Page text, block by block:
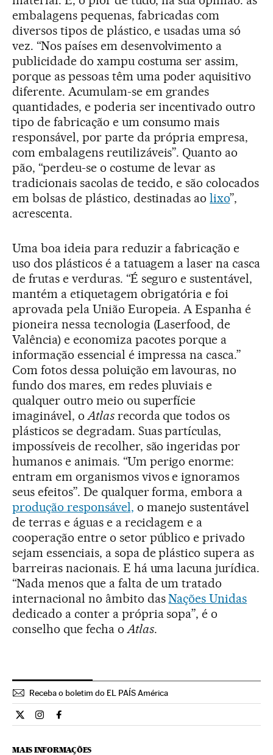
embalagens pequenas, fabricadas com
diversos tipos de plástico, e usadas uma só
vez. “Nos países em desenvolvimento a
publicidade do xampu costuma ser assim,
porque as pessoas têm uma poder aquisitivo
diferente. Acumulam-se em grandes
quantidades, e poderia ser incentivado outro
tipo de fabricação e um consumo mais
responsável, por parte da própria empresa,
com embalagens reutilizáveis”. Quanto ao
pão, “perdeu-se o costume de levar as
tradicionais sacolas de tecido, e são colocados
em bolsas de plástico, destinadas aolixo”,
acrescenta.
Uma boa ideia para reduzir a fabricação e
uso dos plásticos é a tatuagem a laser na casca
de frutas e verduras. “É seguro e sustentável,
mantém a etiquetagem obrigatória e foi
aprovada pela União Europeia. A Espanha é
pioneira nessa tecnologia (Laserfood, de
Valência) e economiza pacotes porque a
informação essencial é impressa na casca.”
Com fotos dessa poluição em lavouras, no
fundo dos mares, em redes pluviais e
qualquer outro meio ou superfície
imaginável, o Atlasrecorda que todos os
plásticos se degradam. Suas partículas,
impossíveis de recolher, são ingeridas por
humanos e animais. “Um perigo enorme:
entram em organismos vivos e ignoramos
seus efeitos”. De qualquer forma, embora a
produção responsável, o manejo sustentável
de terras e águas e a reciclagem e a
cooperação entre o setor público e privado
sejam essenciais, a sopa de plástico supera as
barreiras nacionais. E há uma lacuna jurídica.
“Nada menos que a falta de um tratado
internacional no âmbito dasNações Unidas
dedicado a conter a própria sopa”, é o
conselho que fecha o Atlas.
Receba o boletim do EL PAÍS América
Ciencia El País Brasil en Twitter
Ciencia El País Brasil en Instagram
Ciencia El País Brasil en Facebook
MAIS INFORMAÇÕES